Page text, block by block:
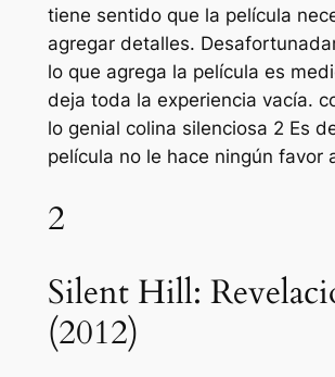
tiene sentido que la película
agregar detalles.
lo que agrega la película es
deja toda la experiencia vacía.
lo genial colina silenciosa 2 Es
película no le hace ningún favor
2
Silent Hill:
(2012)